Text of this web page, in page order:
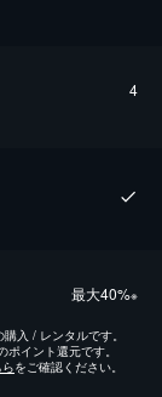
4
最⼤40%※
入 / レンタルです。
イント還元です。
をご確認ください。